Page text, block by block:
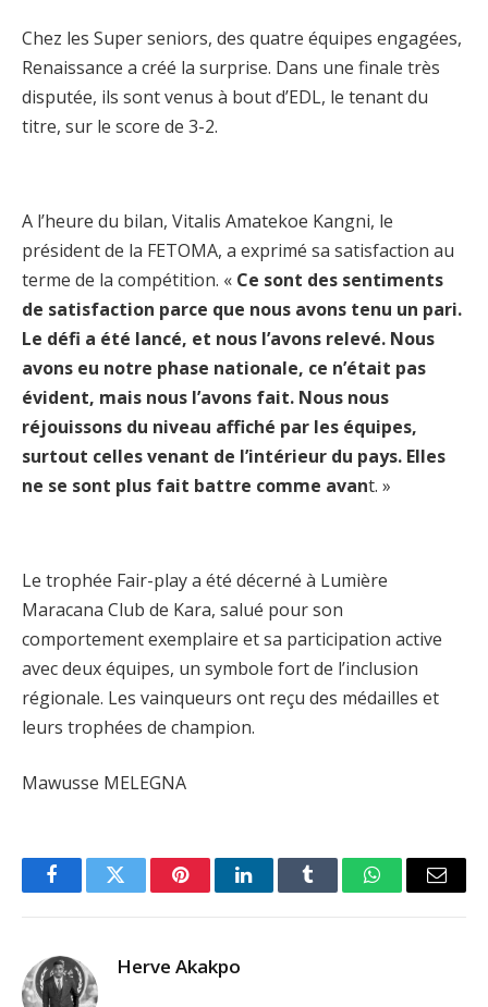
Chez les Super seniors, des quatre équipes engagées,
Renaissance a créé la surprise. Dans une finale très
disputée, ils sont venus à bout d’EDL, le tenant du
titre, sur le score de 3-2.
A l’heure du bilan, Vitalis Amatekoe Kangni, le
président de la FETOMA, a exprimé sa satisfaction au
terme de la compétition. « Ce sont des sentiments
de satisfaction parce que nous avons tenu un pari.
Le défi a été lancé, et nous l’avons relevé. Nous
avons eu notre phase nationale, ce n’était pas
évident, mais nous l’avons fait. Nous nous
réjouissons du niveau affiché par les équipes,
surtout celles venant de l’intérieur du pays. Elles
ne se sont plus fait battre comme avant. »
Le trophée Fair-play a été décerné à Lumière
Maracana Club de Kara, salué pour son
comportement exemplaire et sa participation active
avec deux équipes, un symbole fort de l’inclusion
régionale. Les vainqueurs ont reçu des médailles et
leurs trophées de champion.
Mawusse MELEGNA
FacebookTwitter PinterestLinkedInTumblr WhatsAppEmail
Herve Akakpo